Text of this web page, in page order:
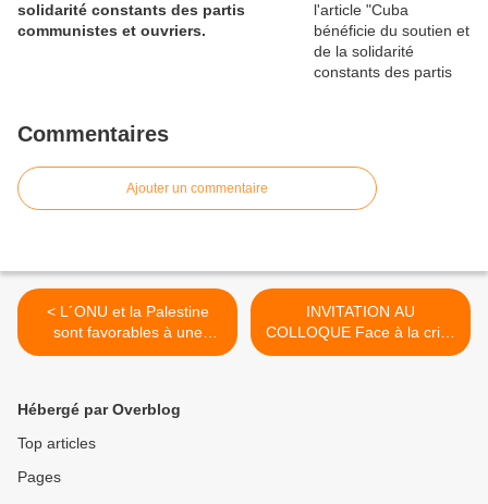
solidarité constants des partis
communistes et ouvriers.
Commentaires
Ajouter un commentaire
< L´ONU et la Palestine
sont favorables à une
avancée dans le processus
INVITATION AU
COLLOQUE Face à la crise
démocratique : quelle
Hébergé par Overblog
Top articles
Pages